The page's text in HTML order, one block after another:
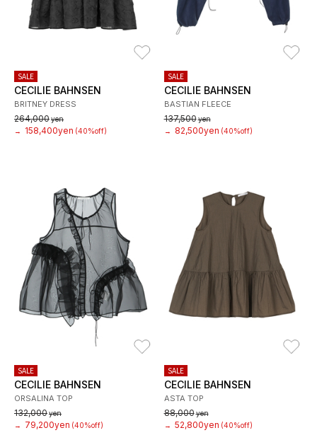
SALE
CECILIE BAHNSEN
BRITNEY DRESS
264,000yen
→
158,400yen (40%off)
SALE
CECILIE BAHNSEN
BASTIAN FLEECE
137,500yen
→
82,500yen (40%off)
SALE
CECILIE BAHNSEN
ORSALINA TOP
132,000yen
→
79,200yen (40%off)
SALE
CECILIE BAHNSEN
ASTA TOP
88,000yen
→ 52,800yen (40%off)